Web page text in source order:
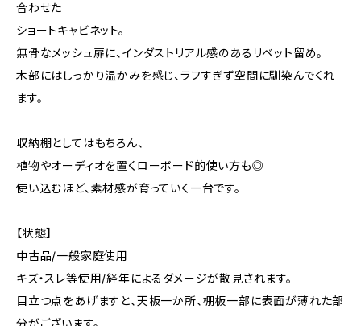
合わせた
ショートキャビネット。
無骨なメッシュ扉に、インダストリアル感のあるリベット留め。
木部にはしっかり温かみを感じ、ラフすぎず空間に馴染んでくれ
ます。
収納棚としてはもちろん、
植物やオーディオを置くローボード的使い方も◎
使い込むほど、素材感が育っていく一台です。
【状態】
中古品/一般家庭使用
キズ・スレ等使用/経年によるダメージが散見されます。
目立つ点をあげますと、天板一か所、棚板一部に表面が薄れた部
分がございます。